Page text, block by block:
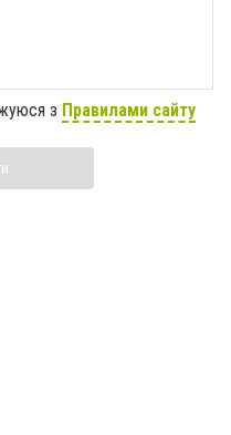
з Правилами сайту